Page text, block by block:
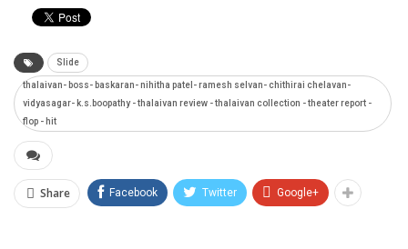
Slide
thalaivan- boss- baskaran- nihitha patel- ramesh selvan- chithirai chelavan-
vidyasagar- k.s.boopathy - thalaivan review - thalaivan collection - theater report -
flop - hit
Share Facebook Twitter Google+